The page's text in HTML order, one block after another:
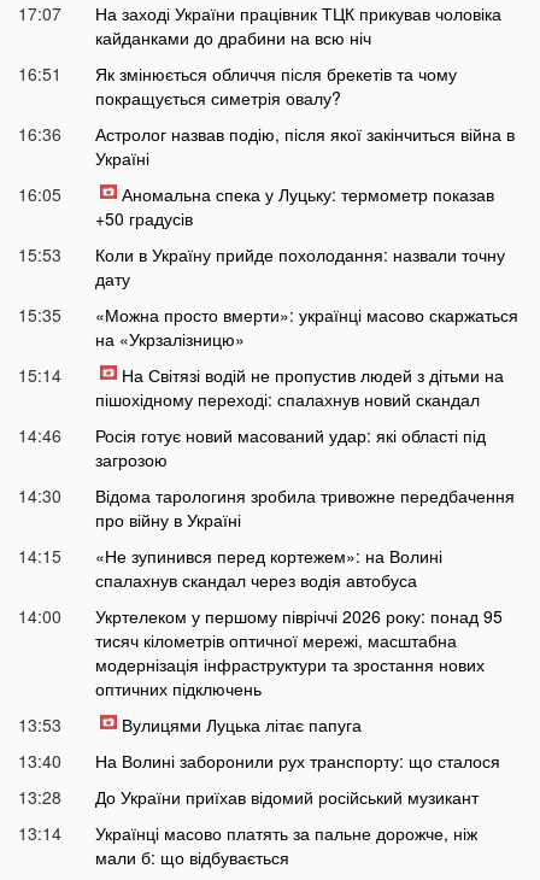
17:07
На заході України працівник ТЦК прикував чоловіка
кайданками до драбини на всю ніч
16:51
Як змінюється обличчя після брекетів та чому
покращується симетрія овалу?
16:36
Астролог назвав подію, після якої закінчиться війна в
Україні
16:05
Аномальна спека у Луцьку: термометр показав
+50 градусів
15:53
Коли в Україну прийде похолодання: назвали точну
дату
15:35
«Можна просто вмерти»: українці масово скаржаться
на «Укрзалізницю»
15:14
На Світязі водій не пропустив людей з дітьми на
пішохідному переході: спалахнув новий скандал
14:46
Росія готує новий масований удар: які області під
загрозою
14:30
Відома тарологиня зробила тривожне передбачення
про війну в Україні
14:15
«Не зупинився перед кортежем»: на Волині
спалахнув скандал через водія автобуса
14:00
Укртелеком у першому півріччі 2026 року: понад 95
тисяч кілометрів оптичної мережі, масштабна
модернізація інфраструктури та зростання нових
оптичних підключень
13:53
Вулицями Луцька літає папуга
13:40
На Волині заборонили рух транспорту: що сталося
13:28
До України приїхав відомий російський музикант
13:14
Українці масово платять за пальне дорожче, ніж
мали б: що відбувається